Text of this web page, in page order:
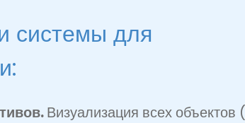
системы для
Визуализация всех